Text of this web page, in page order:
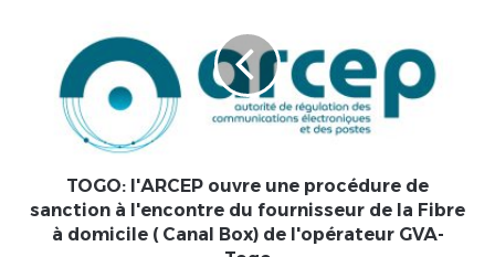
procédure
sanction
fournisseur
TOGO: l'ARCEP ouvre une procédure de
sanction à l'encontre du fournisseur de la Fibre
à domicile ( Canal Box) de l'opérateur GVA-